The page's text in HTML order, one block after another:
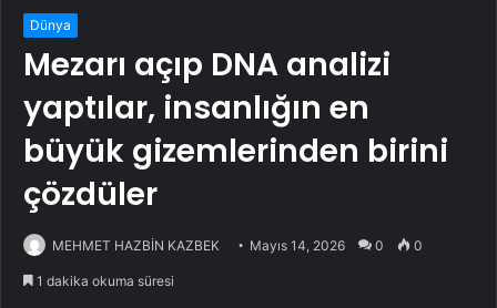
Dünya
Mezarı açıp DNA analizi
yaptılar, insanlığın en
büyük gizemlerinden birini
çözdüler
MEHMET HAZBİN KAZBEK Mayıs 14, 2026 0 0
1 dakika okuma süresi